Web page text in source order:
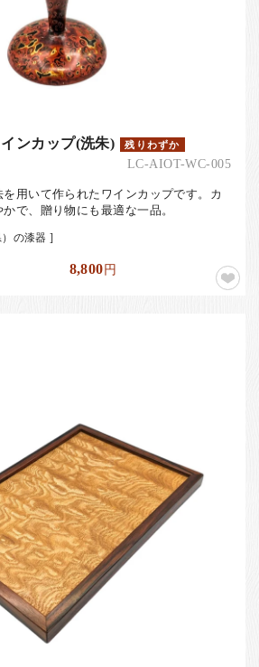
ンカップ(洗朱) 残りわずか
LC-AIOT-WC-005
用いて作られたワインカップです。カ
で、贈り物にも最適な一品。
の漆器 ]
8,800円